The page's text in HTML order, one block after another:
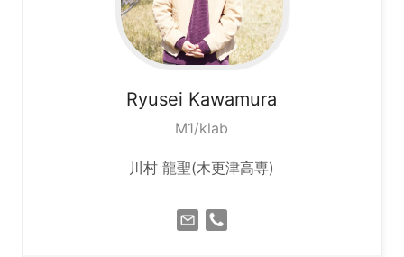
Ryusei Kawamura
M1/klab
川村 龍聖(木更津高専)